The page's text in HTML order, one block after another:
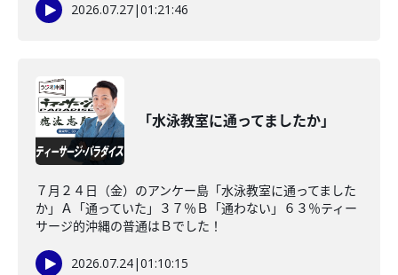
2026.07.27|01:21:46
「水泳教室に通ってましたか」
７月２４日（金）のアンケー島「水泳教室に通ってました
か」Ａ「通っていた」３７％Ｂ「通わない」６３％ティー
サージ的沖縄の普通はＢでした！
2026.07.24|01:10:15